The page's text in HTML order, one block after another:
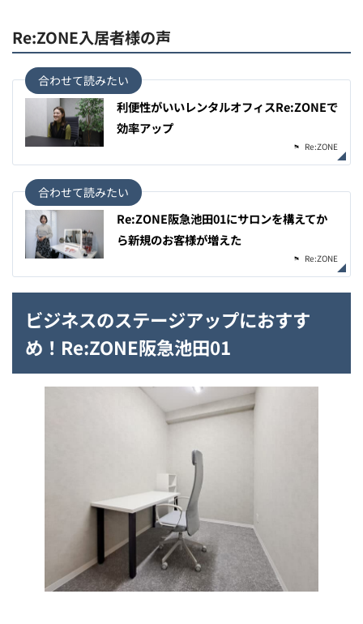
Re:ZONE入居者様の声
利便性がいいレンタルオフィスRe:ZONEで
効率アップ
Re:ZONE
Re:ZONE阪急池田01にサロンを構えてか
ら新規のお客様が増えた
Re:ZONE
ビジネスのステージアップにおすす
め！ Re:ZONE阪急池田01